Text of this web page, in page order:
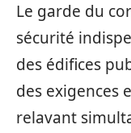
Le garde du
sécurité
des édifices
des exigences
relavant